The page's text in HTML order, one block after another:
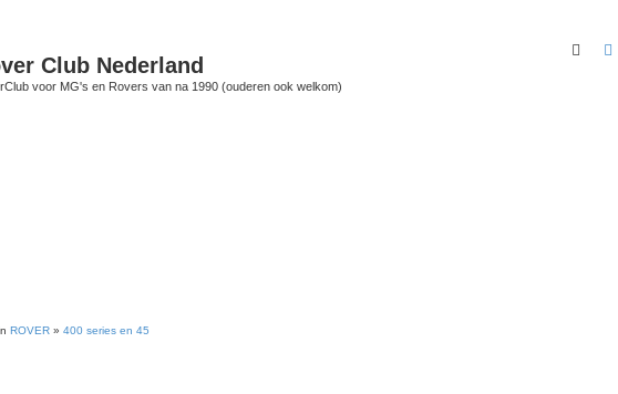
Club Nederland
voor MG's en Rovers van na 1990 (ouderen ook welkom)
Zoek
ROVER » 400 series en 45